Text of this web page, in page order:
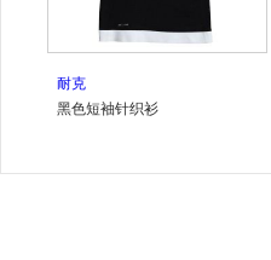
耐克
黑色短袖针织衫